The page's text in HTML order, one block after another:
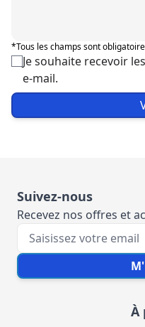
*Tous les champs sont
Je souhaite recevoir
e-mail.
Suivez-nous
Recevez nos offres et
Votre e-mail
À